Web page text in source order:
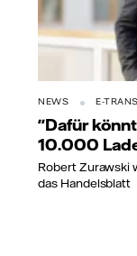
NEWS E-
"Dafür
10.000
Robert Zurawski
das Handelsblatt